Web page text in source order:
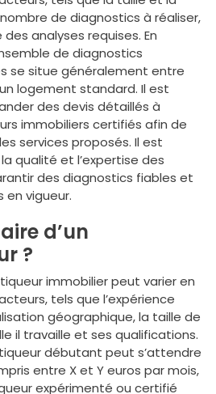
de diagnostics à réaliser,
analyses requises. En
de diagnostics
se situe généralement entre
logement standard. Il est
des devis détaillés à
immobiliers certifiés afin de
services proposés. Il est
qualité et l’expertise des
des diagnostics fiables et
en vigueur.
d’un
?
immobilier peut varier en
tels que l’expérience
géographique, la taille de
il travaille et ses qualifications.
débutant peut s’attendre
entre X et Y euros par mois,
expérimenté ou certifié